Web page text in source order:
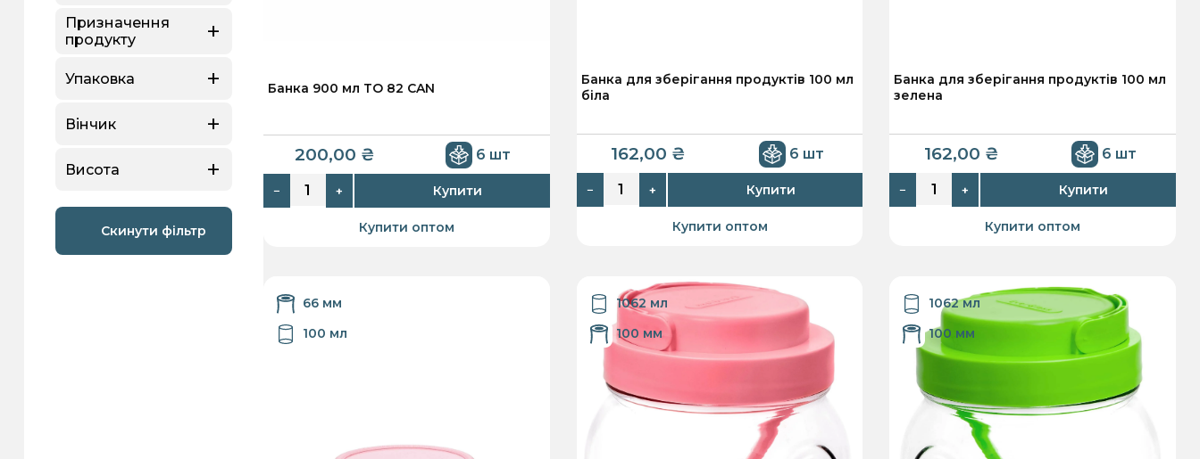
Призначення
продукту
Упаковка
Вінчик
Висота
Скинути фільтр
Банка 900 мл ТО 82 CAN
200,00 ₴ 6 шт
− + Купити
Купити оптом
Банка для зберігання продуктів 100 мл
біла
162,00 ₴ 6 шт
− + Купити
Купити оптом
Банка для зберігання продуктів 100 мл
зелена
162,00 ₴ 6 шт
− + Купити
Купити оптом
66 мм
100 мл
1062 мл
100 мм
1062 мл
100 мм